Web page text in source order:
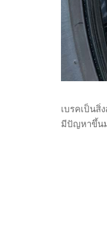
เบรคเป็นสิ่
มีปัญหาขึ้นม